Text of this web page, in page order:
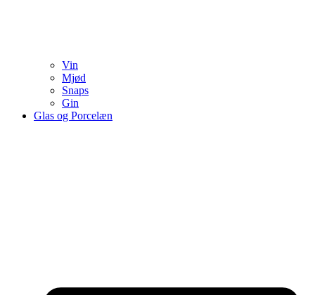
Vin
Mjød
Snaps
Gin
Glas og Porcelæn